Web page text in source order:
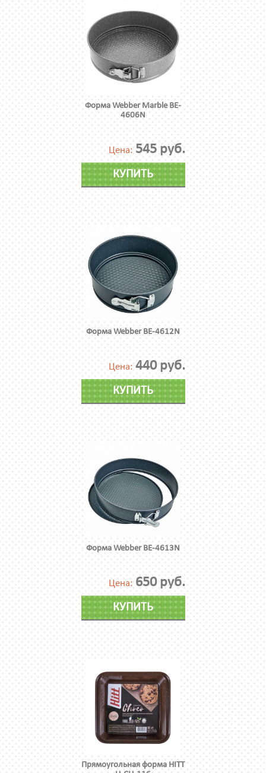
Форма Webber Marble BE-
4606N
Цена: 545 руб.
КУПИТЬ
Форма Webber BE-4612N
Цена: 440 руб.
КУПИТЬ
Форма Webber BE-4613N
Цена: 650 руб.
КУПИТЬ
Прямоугольная форма HITT